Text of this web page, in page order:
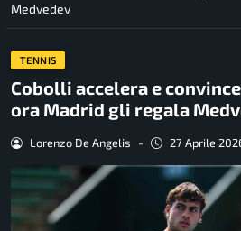
Medvedev
TENNIS
Cobolli accelera e
ora Madrid gli regala
Lorenzo De Angelis - 27 Aprile